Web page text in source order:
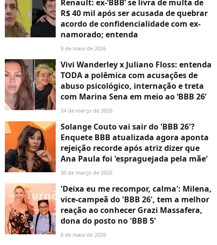
Renault: ex-’BBB’ se livra de multa de
R$ 40 mil após ser acusada de quebrar
acordo de confidencialidade com ex-
namorado; entenda
9 de maio de 2026
Vivi Wanderley x Juliano Floss: entenda
TODA a polêmica com acusações de
abuso psicológico, internação e treta
com Marina Sena em meio ao ‘BBB 26’
24 de março de 2026
Solange Couto vai sair do 'BBB 26'?
Enquete BBB atualizada agora aponta
rejeição recorde após atriz dizer que
Ana Paula foi 'espraguejada pela mãe'
30 de março de 2026
'Deixa eu me recompor, calma': Milena,
vice-campeã do 'BBB 26', tem a melhor
reação ao conhecer Grazi Massafera,
dona do posto no 'BBB 5'
8 de maio de 2026